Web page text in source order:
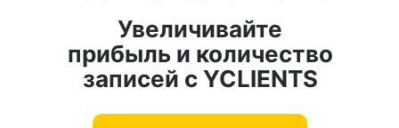
Увеличивайте
прибыль и количество
записей с YCLIENTS